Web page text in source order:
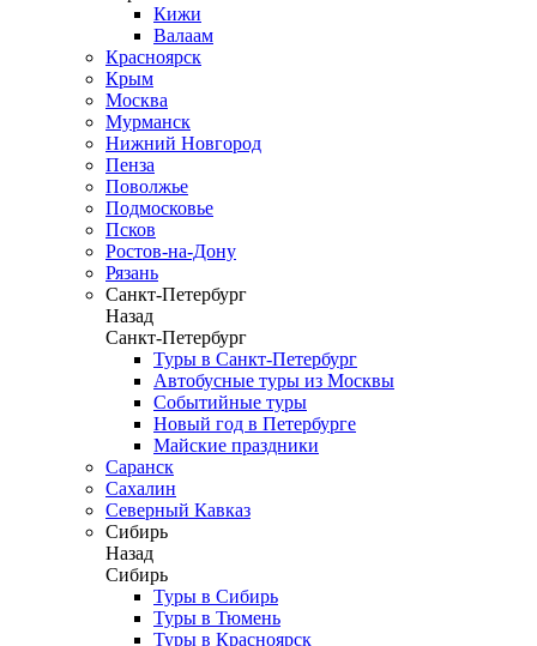
Кижи
Валаам
Красноярск
Крым
Москва
Мурманск
Нижний Новгород
Пенза
Поволжье
Подмосковье
Псков
Ростов-на-Дону
Рязань
Санкт-Петербург
Назад
Санкт-Петербург
Туры в Санкт-Петербург
Автобусные туры из Москвы
Событийные туры
Новый год в Петербурге
Майские праздники
Саранск
Сахалин
Северный Кавказ
Сибирь
Назад
Сибирь
Туры в Сибирь
Туры в Тюмень
Туры в Красноярск